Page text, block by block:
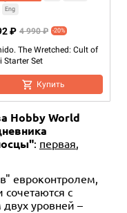
Eng
The Wretched: Cult of
Starter Set
₽ 4 990 ₽ -20%
Купить
2
90+
2
90+
Hobby World
: первая
евроконтролем,
с
уровней –